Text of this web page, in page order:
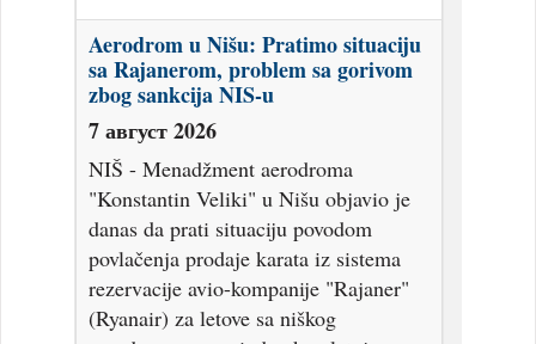
Aerodrom u Nišu: Pratimo situaciju
sa Rajanerom, problem sa gorivom
zbog sankcija NIS-u
7 август 2026
NIŠ - Menadžment aerodroma
"Konstantin Veliki" u Nišu objavio je
danas da prati situaciju povodom
povlačenja prodaje karata iz sistema
rezervacije avio-kompanije "Rajaner"
(Ryanair) za letove sa niškog